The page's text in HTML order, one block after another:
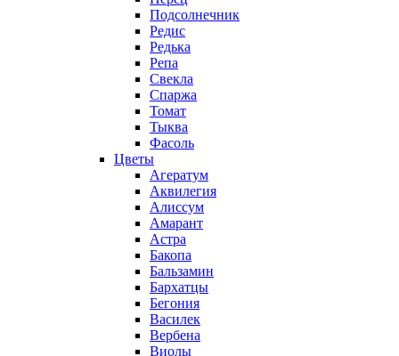
Подсолнечник
Редис
Редька
Репа
Свекла
Спаржа
Томат
Тыква
Фасоль
Цветы
Агератум
Аквилегия
Алиссум
Амарант
Астра
Бакопа
Бальзамин
Бархатцы
Бегония
Василек
Вербена
Виолы